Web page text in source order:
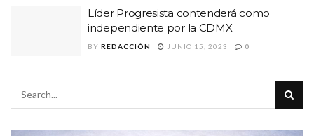
Líder Progresista contenderá como
independiente por la CDMX
BY REDACCIÓN JUNIO 15, 2023 0